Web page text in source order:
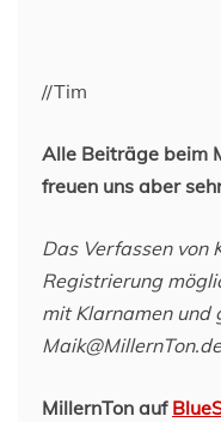
//Tim
Alle Beiträge beim
freuen uns aber
Das Verfassen von
Registrierung
mit Klarnamen und
MillernTon auf